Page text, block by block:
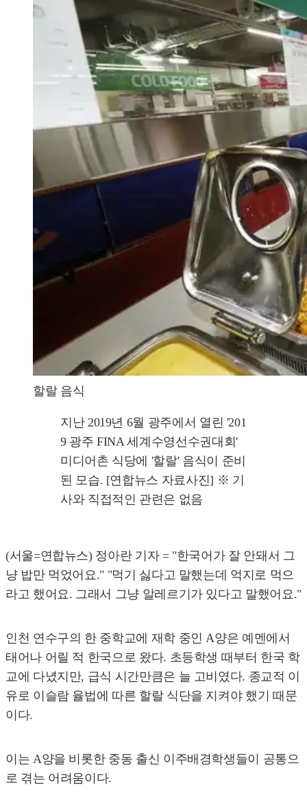
할랄 음식
지난 2019년 6월 광주에서 열린 '201
9 광주 FINA 세계수영선수권대회'
미디어촌 식당에 '할랄' 음식이 준비
된 모습. [연합뉴스 자료사진] ※ 기
사와 직접적인 관련은 없음
(서울=연합뉴스) 정아란 기자 = "한국어가 잘 안돼서 그
냥 밥만 먹었어요." "먹기 싫다고 말했는데 억지로 먹으
라고 했어요. 그래서 그냥 알레르기가 있다고 말했어요."
인천 연수구의 한 중학교에 재학 중인 A양은 예멘에서
태어나 어릴 적 한국으로 왔다. 초등학생 때부터 한국 학
교에 다녔지만, 급식 시간만큼은 늘 고비였다. 종교적 이
유로 이슬람 율법에 따른 할랄 식단을 지켜야 했기 때문
이다.
이는 A양을 비롯한 중동 출신 이주배경학생들이 공통으
로 겪는 어려움이다.